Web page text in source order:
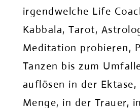
irgendwelche Life
Kabbala, Tarot,
Meditation probieren,
Tanzen bis zum
auflösen in der Ektase,
Menge, in der Trauer,